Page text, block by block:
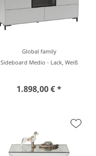
Global family
Sideboard Medio - Lack, Weiß
1.898,00 € *